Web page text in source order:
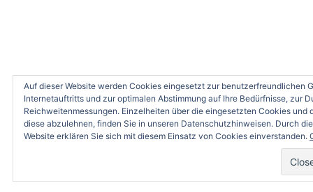
Auf dieser Website werden Cookies eingesetzt zur benutzerfreundlichen
Internetauftritts und zur optimalen Abstimmung auf Ihre Bedürfnisse, zur
Reichweitenmessungen. Einzelheiten über die eingesetzten Cookies und
diese abzulehnen, finden Sie in unseren Datenschutzhinweisen. Durch
Website erklären Sie sich mit diesem Einsatz von Cookies einverstanden.